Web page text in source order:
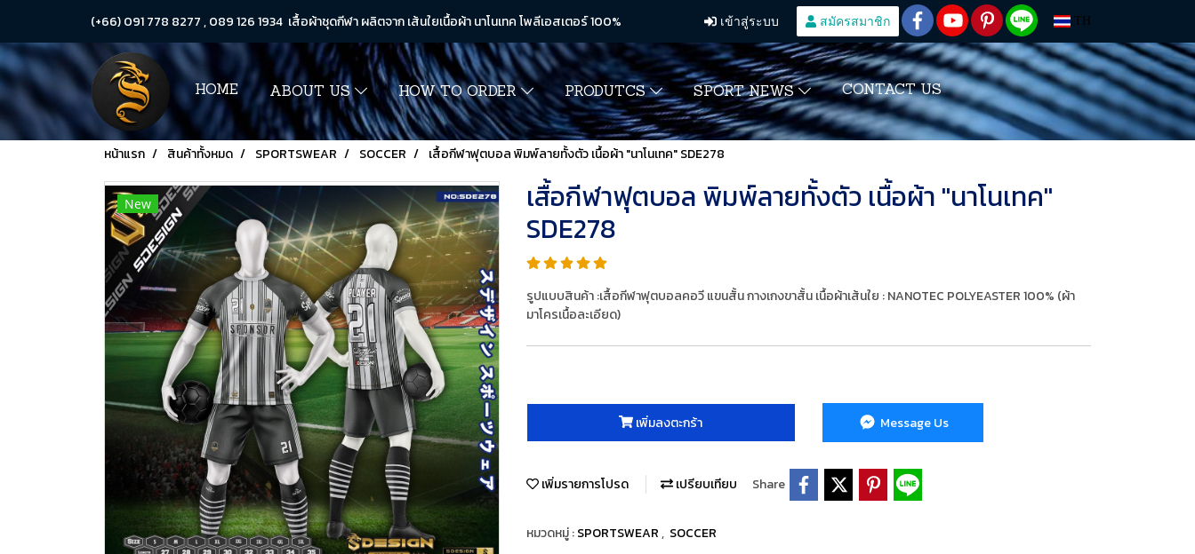
(+66) 091 778 8277 , 089 126 1934 เสื้อผ้าชุดกีฬา ผลิตจาก เส้นใยเนื้อผ้า นาโนเทค โพลีเอสเตอร์ 100% เข้าสู่ระบบ สมัครสมาชิก TH
HOME ABOUT US HOW TO ORDER PRODUTCS SPORT NEWS CONTACT US
หน้าแรก สินค้าทั้งหมด SPORTSWEAR SOCCER เสื้อกีฬาฟุตบอล พิมพ์ลายทั้งตัว เนื้อผ้า "นาโนเทค" SDE278
New
เสื้อกีฬาฟุตบอล พิมพ์ลายทั้งตัว เนื้อผ้า "นาโนเทค"
SDE278
รูปแบบสินค้า :เสื้อกีฬาฟุตบอลคอวี แขนสั้น กางเกงขาสั้น เนื้อผ้าเส้นใย : NANOTEC POLYEASTER 100% (ผ้า
มาโครเนื้อละเอียด)
เพิ่มลงตะกร้า Message Us
เพิ่มรายการโปรด เปรียบเทียบ Share
หมวดหมู่ :SPORTSWEAR, SOCCER